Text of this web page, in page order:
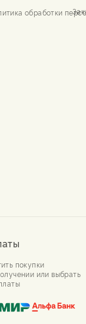
обработки
покупки
или выбрать